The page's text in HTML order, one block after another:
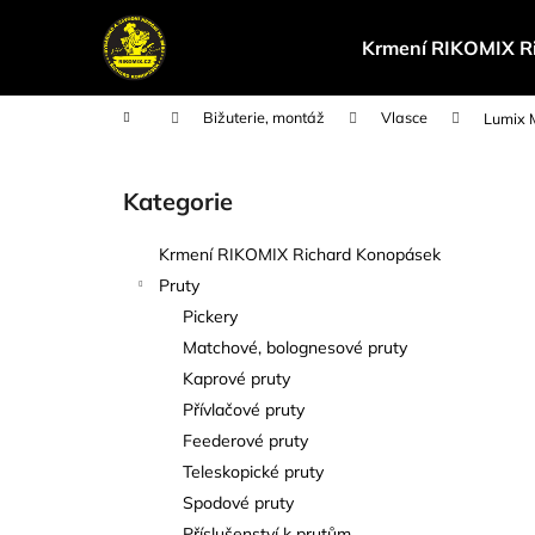
Krmení RIKOMIX
Domů Bižuterie, montáž Vlasce Lumix
Přeskočit
kategorie
Kategorie
Krmení RIKOMIX Richard Konopásek
Pruty
Pickery
Matchové, bolognesové pruty
Kaprové pruty
Přívlačové pruty
Feederové pruty
Teleskopické pruty
Spodové pruty
í
Zpět
do
Zpět
do